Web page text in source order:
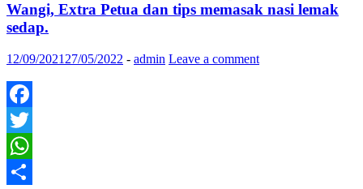
Wangi, Extra Petua dan tips memasak nasi lemak
sedap.
12/09/2021 27/05/2022 - admin Leave a comment
Facebook
Twitter
WhatsApp